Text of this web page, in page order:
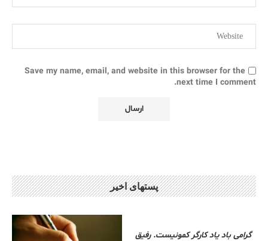
Save my name, email, and website in this browser for the
next time I comment.
پستهای اخیر
گرامی باد یاد کارگر کمونیست. رفیق